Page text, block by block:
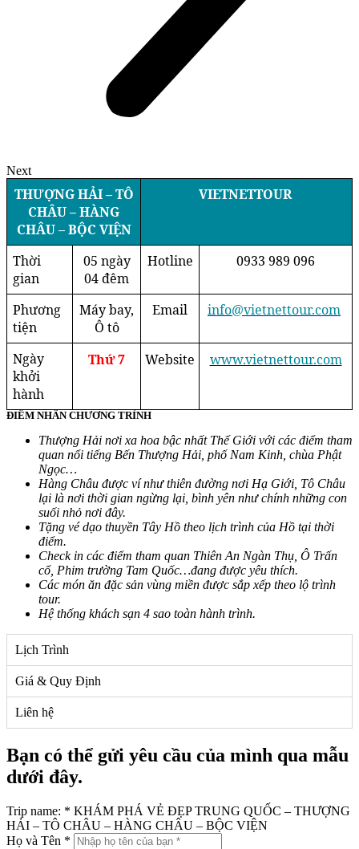
Next
THƯỢNG HẢI – TÔ
CHÂU – HÀNG
CHÂU – BỘC VIỆN
VIETNETTOUR
Thời
gian
05 ngày
04 đêm
Hotline 0933 989 096
Phương
tiện
Máy bay,
Ô tô
Email info@vietnettour.com
Ngày
khởi
hành
Thứ 7 Website www.vietnettour.com
ĐIỂM NHẤN CHƯƠNG TRÌNH
Thượng Hải nơi xa hoa bậc nhất Thế Giới với các điểm tham
quan nổi tiếng Bến Thượng Hải, phố Nam Kinh, chùa Phật
Ngọc…
Hàng Châu được ví như thiên đường nơi Hạ Giới, Tô Châu
lại là nơi thời gian ngừng lại, bình yên như chính những con
suối nhỏ nơi đây.
Tặng vé dạo thuyền Tây Hồ theo lịch trình của Hồ tại thời
điểm.
Check in các điểm tham quan Thiên An Ngàn Thụ, Ô Trấn
cổ, Phim trường Tam Quốc…đang được yêu thích.
Các món ăn đặc sản vùng miền được sắp xếp theo lộ trình
tour.
Hệ thống khách sạn 4 sao toàn hành trình.
Lịch Trình
Giá & Quy Định
Liên hệ
Bạn có thể gửi yêu cầu của mình qua mẫu
dưới đây.
Trip name: * KHÁM PHÁ VẺ ĐẸP TRUNG QUỐC – THƯỢNG
HẢI – TÔ CHÂU – HÀNG CHÂU – BỘC VIỆN
Họ và Tên *